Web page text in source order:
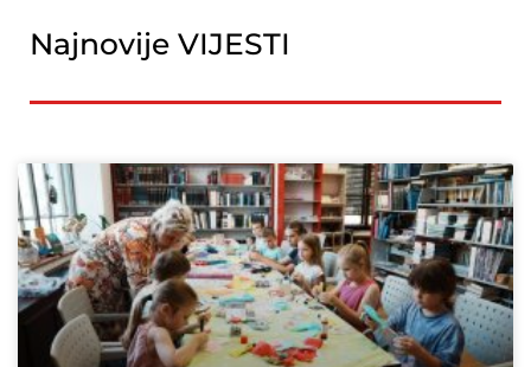
Najnovije VIJESTI